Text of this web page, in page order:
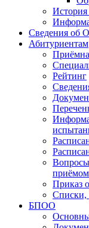
История
Сведения об
Абитуриентам
Рейтинг
Приказ
Списки,
БПОО